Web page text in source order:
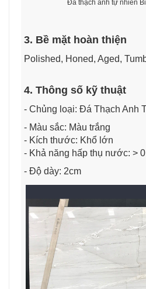
Đá thạch anh tự nhiên
3. Bề mặt hoàn thiện
Polished, Honed, Aged,
4. Thông số kỹ thuật
- Chủng loại: Đá Thạch Anh
- Màu sắc: Màu trắng
- Kích thước: Khổ lớn
- Khả năng hấp thụ nước: >
- Độ dày: 2cm